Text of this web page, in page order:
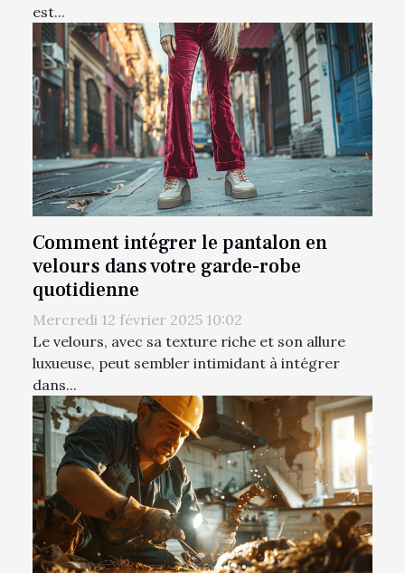
est...
Comment intégrer le pantalon en
velours dans votre garde-robe
quotidienne
Mercredi 12 février 2025 10:02
Le velours, avec sa texture riche et son allure
luxueuse, peut sembler intimidant à intégrer
dans...